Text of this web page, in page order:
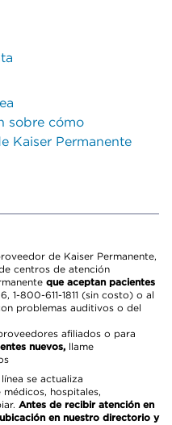
sobre cómo
Kaiser Permanente
de Kaiser Permanente,
centros de atención
que aceptan pacientes
1-800-611-1811 (sin costo) o al
problemas auditivos o del
afiliados o para
nuevos, llame
se actualiza
hospitales,
Antes de recibir atención en
en nuestro directorio y